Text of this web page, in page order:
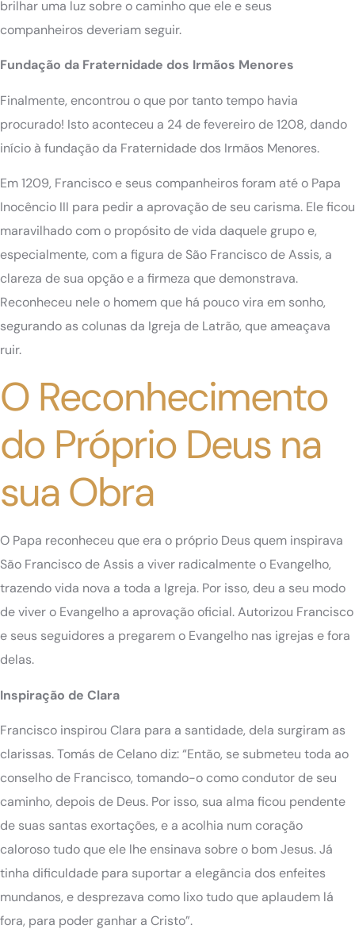
brilhar uma luz sobre o caminho que ele e seus
companheiros deveriam seguir.
Fundação da Fraternidade dos Irmãos Menores
Finalmente, encontrou o que por tanto tempo havia
procurado! Isto aconteceu a 24 de fevereiro de 1208, dando
início à fundação da Fraternidade dos Irmãos Menores.
Em 1209, Francisco e seus companheiros foram até o Papa
Inocêncio III para pedir a aprovação de seu carisma. Ele ficou
maravilhado com o propósito de vida daquele grupo e,
especialmente, com a figura de São Francisco de Assis, a
clareza de sua opção e a firmeza que demonstrava.
Reconheceu nele o homem que há pouco vira em sonho,
segurando as colunas da Igreja de Latrão, que ameaçava
ruir.
O Reconhecimento
do Próprio Deus na
sua Obra
O Papa reconheceu que era o próprio Deus quem inspirava
São Francisco de Assis a viver radicalmente o Evangelho,
trazendo vida nova a toda a Igreja. Por isso, deu a seu modo
de viver o Evangelho a aprovação oficial. Autorizou Francisco
e seus seguidores a pregarem o Evangelho nas igrejas e fora
delas.
Inspiração de Clara
Francisco inspirou Clara para a santidade, dela surgiram as
clarissas. Tomás de Celano diz: “Então, se submeteu toda ao
conselho de Francisco, tomando-o como condutor de seu
caminho, depois de Deus. Por isso, sua alma ficou pendente
de suas santas exortações, e a acolhia num coração
caloroso tudo que ele lhe ensinava sobre o bom Jesus. Já
tinha dificuldade para suportar a elegância dos enfeites
mundanos, e desprezava como lixo tudo que aplaudem lá
fora, para poder ganhar a Cristo”.